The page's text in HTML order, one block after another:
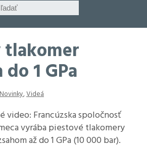
tlakomer
1 GPa
Novinky,Videá
video: Francúzska spoločnosť
vyrába piestové tlakomery
až do 1 GPa (10 000 bar).